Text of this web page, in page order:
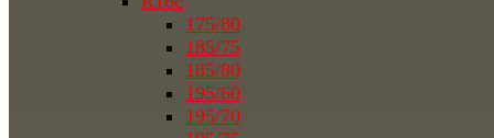
175/80
185/75
185/80
195/60
195/70